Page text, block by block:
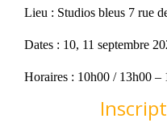
Lieu : Studios bleus 7 rue
Dates : 10, 11 septembre
Horaires : 10h00 / 13h00 –